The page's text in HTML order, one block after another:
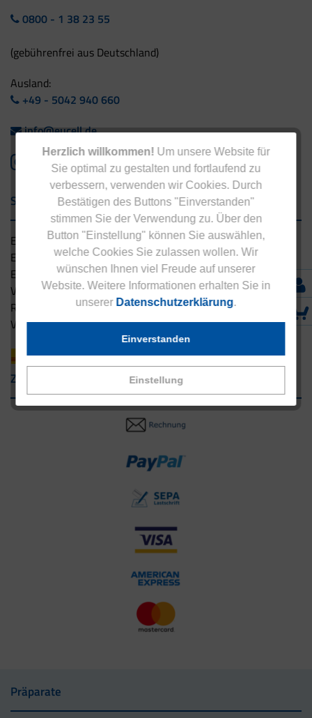
Herzlich willkommen! Um unsere Website für
Sie optimal zu gestalten und fortlaufend zu
verbessern, verwenden wir Cookies. Durch
Bestätigen des Buttons "Einverstanden"
stimmen Sie der Verwendung zu. Über den
Button "Einstellung" können Sie auswählen,
welche Cookies Sie zulassen wollen. Wir
wünschen Ihnen viel Freude auf unserer
Website. Weitere Informationen erhalten Sie in
unserer Datenschutzerklärung.
Einstellung
Einverstanden
0800 - 1 38 23 55
(gebührenfrei aus Deutschland)
Ausland:
+49 - 5042 940 660
info@eucell.de
Service & Versand
Eucell Gesundheitsservice
Eucell Ernährungscoach
Eucell Fitness Coach
Versandbedingungen
Rücksendung
Versandpartner innerhalb Deutschlands
Zahlungsarten
Präparate